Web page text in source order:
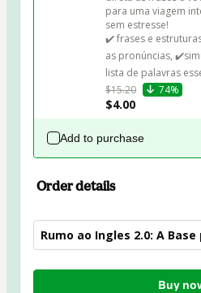
para uma viagem
sem estresse!
✔️ frases e
as pronúncias,
⁠lista de palavras
$15.20
74%
$4.00
Add to purchase
Order details
Rumo ao Ingles 2.0: A
Total
Buy